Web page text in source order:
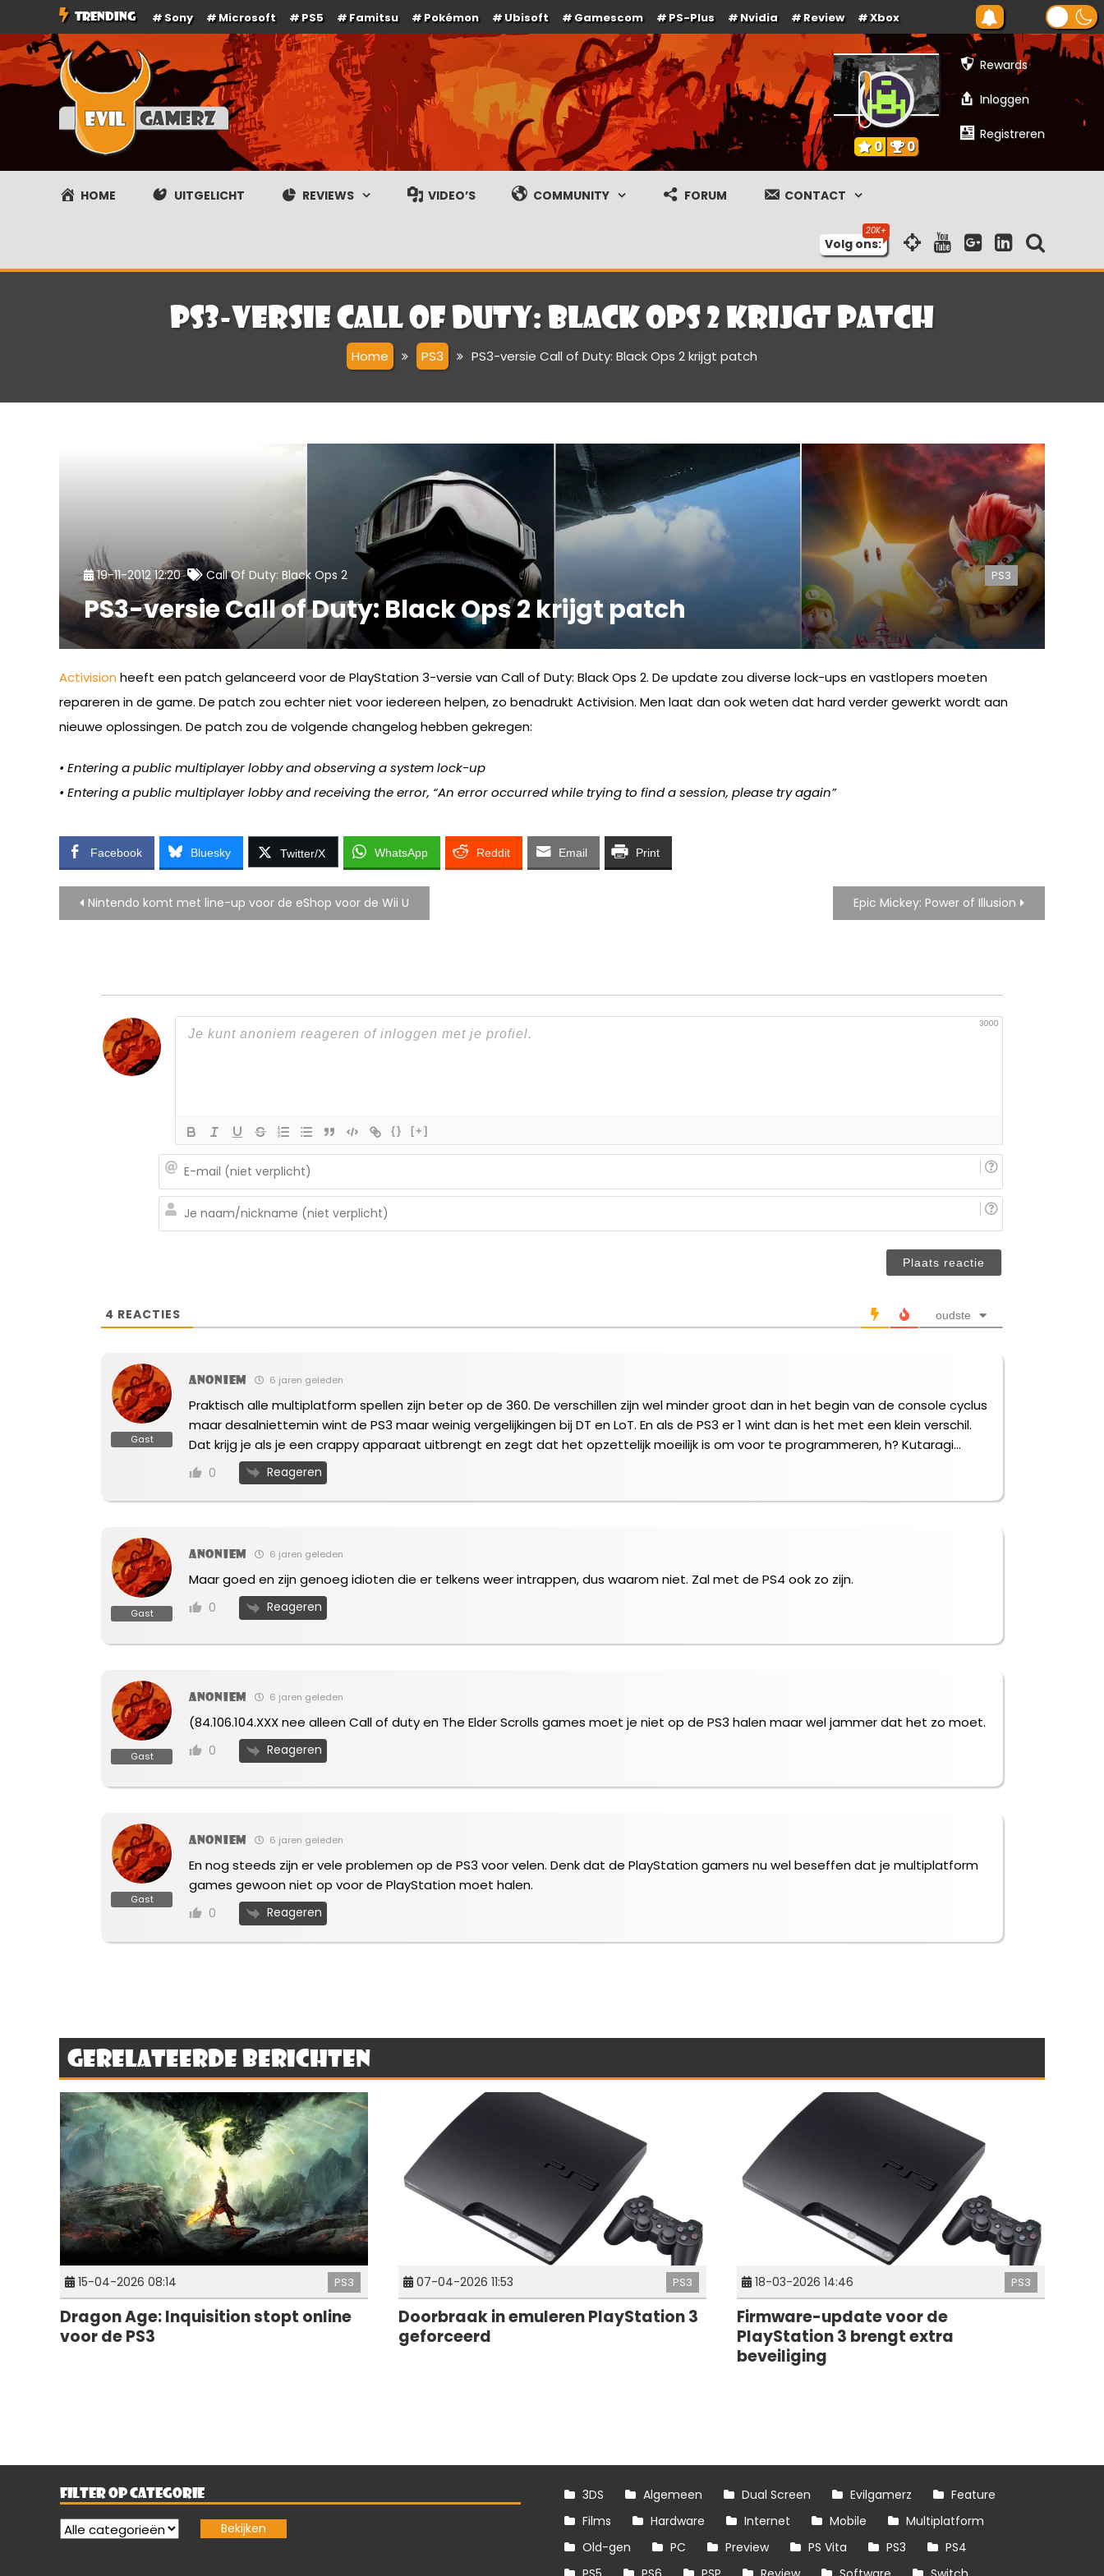
naar
de
TRENDING Sony Microsoft PS5 Famitsu Pokémon Ubisoft Gamescom PS-Plus Nvidia Review Xbox
Evilgamerz
Het meest interessante game nieuws, reviews, coverage en gameplay streams
Rewards
Inloggen
Registreren
0 0
HOME UITGELICHT REVIEWS VIDEO’S COMMUNITY FORUM CONTACT
Volg ons:
PS3-versie Call of Duty: Black Ops 2 krijgt patch
Home PS3 PS3-versie Call of Duty: Black Ops 2 krijgt patch
PS3
19-11-2012 12:20 Call Of Duty: Black Ops 2
PS3-versie Call of Duty: Black Ops 2 krijgt patch
Activision heeft een patch gelanceerd voor de PlayStation 3-versie van Call of Duty: Black Ops 2. De update zou diverse lock-ups en vastlopers moeten
repareren in de game. De patch zou echter niet voor iedereen helpen, zo benadrukt Activision. Men laat dan ook weten dat hard verder gewerkt wordt aan
nieuwe oplossingen. De patch zou de volgende changelog hebben gekregen:
• Entering a public multiplayer lobby and observing a system lock-up
• Entering a public multiplayer lobby and receiving the error, “An error occurred while trying to find a session, please try again”
Facebook Bluesky Twitter/X WhatsApp Reddit Email Print
Bericht
Nintendo komt met line-up voor de eShop voor de Wii U Epic Mickey: Power of Illusion
3000
{} [+]
(niet
4 REACTIES oudste
Gast
Anoniem 6 jaren geleden
Praktisch alle multiplatform spellen zijn beter op de 360. De verschillen zijn wel minder groot dan in het begin van de console cyclus
maar desalniettemin wint de PS3 maar weinig vergelijkingen bij DT en LoT. En als de PS3 er 1 wint dan is het met een klein verschil.
Dat krijg je als je een crappy apparaat uitbrengt en zegt dat het opzettelijk moeilijk is om voor te programmeren, h? Kutaragi…
0 Reageren
Gast
Anoniem 6 jaren geleden
Maar goed en zijn genoeg idioten die er telkens weer intrappen, dus waarom niet. Zal met de PS4 ook zo zijn.
0 Reageren
Gast
Anoniem 6 jaren geleden
(84.106.104.XXX nee alleen Call of duty en The Elder Scrolls games moet je niet op de PS3 halen maar wel jammer dat het zo moet.
0 Reageren
Gast
Anoniem 6 jaren geleden
En nog steeds zijn er vele problemen op de PS3 voor velen. Denk dat de PlayStation gamers nu wel beseffen dat je multiplatform
games gewoon niet op voor de PlayStation moet halen.
0 Reageren
Gerelateerde berichten
15-04-2026 08:14 PS3
Dragon Age: Inquisition stopt online
voor de PS3
07-04-2026 11:53 PS3
Doorbraak in emuleren PlayStation 3
geforceerd
18-03-2026 14:46 PS3
Firmware-update voor de
PlayStation 3 brengt extra
beveiliging
FILTER OP CATEGORIE 3DS Algemeen Dual Screen Evilgamerz
Feature
Films
Hardware Internet Mobile
Multiplatform
Old-gen
PC Preview PS Vita PS3
PS4